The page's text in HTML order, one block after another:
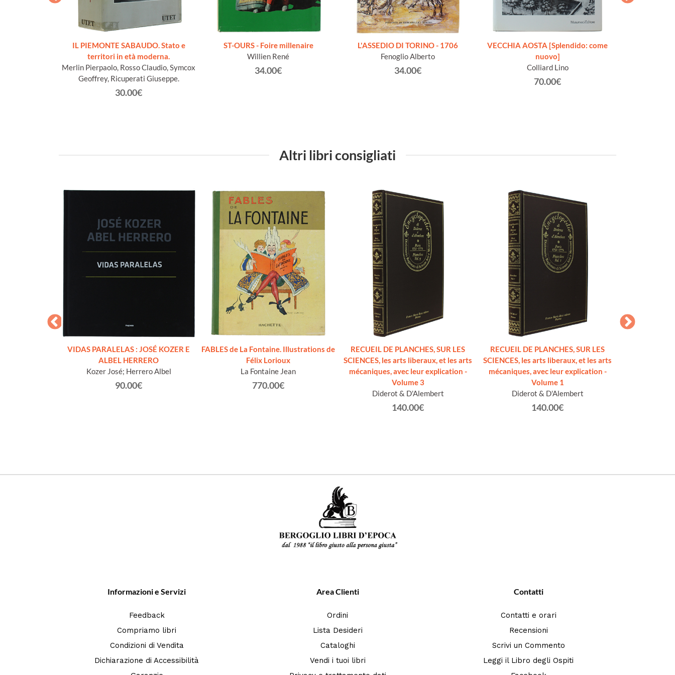
IL PIEMONTE SABAUDO. Stato e
territori in età moderna.
Merlin Pierpaolo, Rosso Claudio, Symcox
Geoffrey, Ricuperati Giuseppe.
30.00€
ST-OURS - Foire millenaire
Willien René
34.00€
L'ASSEDIO DI TORINO - 1706
Fenoglio Alberto
34.00€
VECCHIA AOSTA [Splendido: come
nuovo]
Colliard Lino
70.00€
Altri libri consigliati
VIDAS PARALELAS : JOSÉ KOZER E
ALBEL HERRERO
Kozer José; Herrero Albel
90.00€
FABLES de La Fontaine. Illustrations de
Félix Lorioux
La Fontaine Jean
770.00€
RECUEIL DE PLANCHES, SUR LES
SCIENCES, les arts liberaux, et les arts
mécaniques, avec leur explication -
Volume 3
Diderot & D'Alembert
140.00€
RECUEIL DE PLANCHES, SUR LES
SCIENCES, les arts liberaux, et les arts
mécaniques, avec leur explication -
Volume 1
Diderot & D'Alembert
140.00€
Informazioni e Servizi
Feedback
Compriamo libri
Condizioni di Vendita
Dichiarazione di Accessibilità
Area Clienti
Ordini
Lista Desideri
Cataloghi
Vendi i tuoi libri
Contatti
Contatti e orari
Recensioni
Scrivi un Commento
Leggi il Libro degli Ospiti